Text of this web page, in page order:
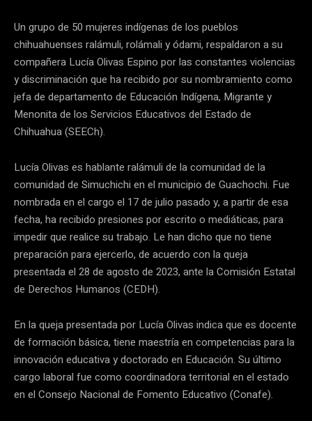
Un grupo de 50 mujeres indígenas de los pueblos
chihuahuenses ralámuli, rolámali y ódami, respaldaron a su
compañera Lucía Olivas Espino por las constantes violencias
y discriminación que ha recibido por su nombramiento como
jefa de departamento de Educación Indígena, Migrante y
Menonita de los Servicios Educativos del Estado de
Chihuahua (SEECh).
Lucía Olivas es hablante ralámuli de la comunidad de la
comunidad de Simuchichi en el municipio de Guachochi. Fue
nombrada en el cargo el 17 de julio pasado y, a partir de esa
fecha, ha recibido presiones por escrito o mediáticas, para
impedir que realice su trabajo. Le han dicho que no tiene
preparación para ejercerlo, de acuerdo con la queja
presentada el 28 de agosto de 2023, ante la Comisión Estatal
de Derechos Humanos (CEDH).
En la queja presentada por Lucía Olivas indica que es docente
de formación básica, tiene maestría en competencias para la
innovación educativa y doctorado en Educación. Su último
cargo laboral fue como coordinadora territorial en el estado
en el Consejo Nacional de Fomento Educativo (Conafe).